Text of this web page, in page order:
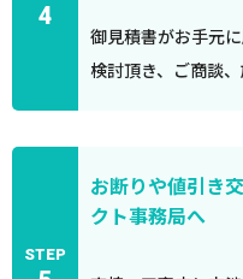
4
御見積書がお手元
検討頂き、ご商談、
STEP
お断りや値引き
クト事務局へ